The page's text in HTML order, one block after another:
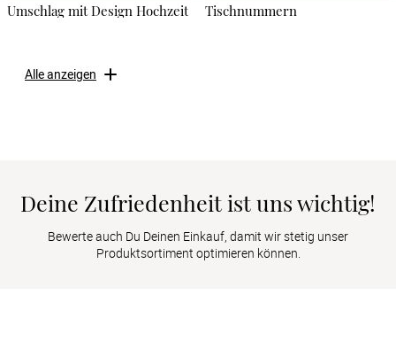
Umschlag mit Design Hochzeit Tischnummern
Alle anzeigen
Deine Zufriedenheit ist uns wichtig!
Bewerte auch Du Deinen Einkauf, damit wir stetig unser
Produktsortiment optimieren können.